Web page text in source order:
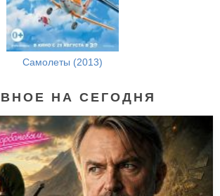
Самолеты (2013)
НА СЕГОДНЯ